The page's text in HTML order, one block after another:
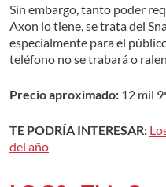
Sin embargo, tanto poder
Axon lo tiene, se trata del
especialmente para el
teléfono no se trabará o
Precio aproximado: 12 mil
TE PODRÍA INTERESAR:
del año